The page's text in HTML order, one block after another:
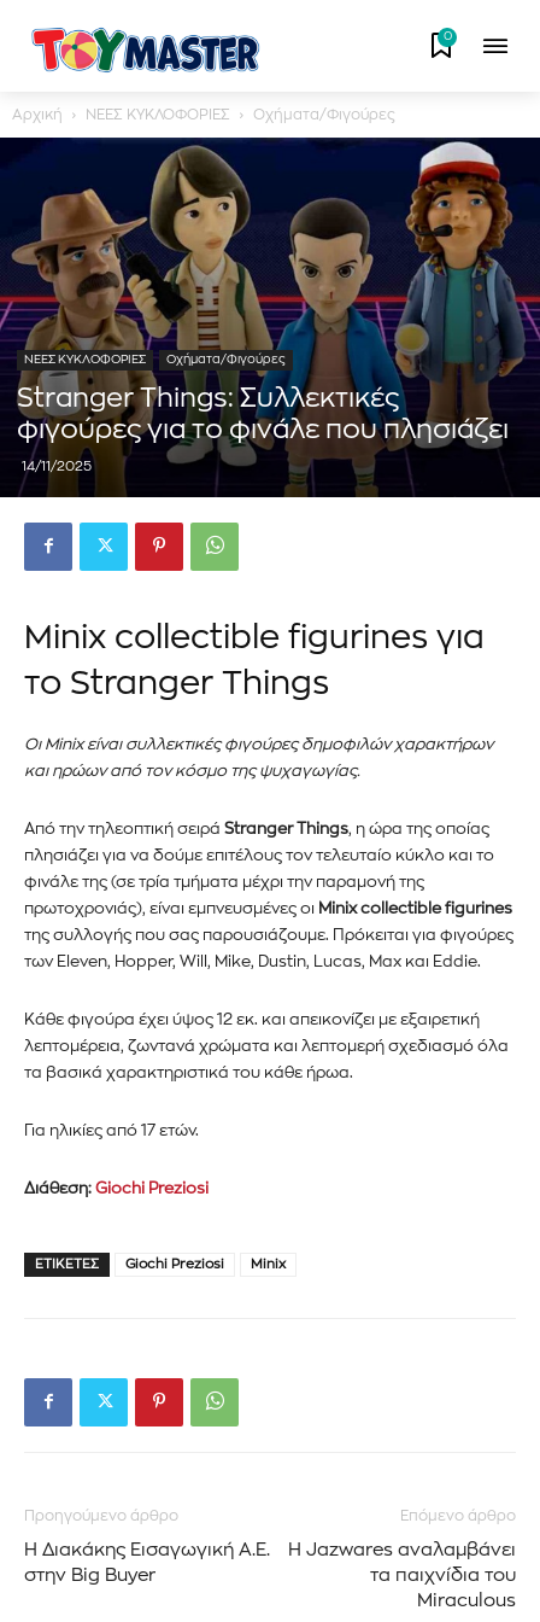
Εγγραφείτε στο Newsletter του
0
Αρχική ΝΕΕΣ ΚΥΚΛΟΦΟΡΙΕΣ Οχήματα/Φιγούρες
ΝΕΕΣ ΚΥΚΛΟΦΟΡΙΕΣ Οχήματα/Φιγούρες
Stranger Things: Συλλεκτικές
φιγούρες για το φινάλε που πλησιάζει
14/11/2025
Minix collectible figurines για
το Stranger Things
Οι Minix είναι συλλεκτικές φιγούρες δημοφιλών χαρακτήρων
και ηρώων από τον κόσμο της ψυχαγωγίας.
Από την τηλεοπτική σειρά Stranger Things, η ώρα της οποίας
πλησιάζει για να δούμε επιτέλους τον τελευταίο κύκλο και το
φινάλε της (σε τρία τμήματα μέχρι την παραμονή της
πρωτοχρονιάς), είναι εμπνευσμένες οι Minix collectible figurines
της συλλογής που σας παρουσιάζουμε. Πρόκειται για φιγούρες
των Eleven, Hopper, Will, Mike, Dustin, Lucas, Max και Eddie.
Κάθε φιγούρα έχει ύψος 12 εκ. και απεικονίζει με εξαιρετική
λεπτομέρεια, ζωντανά χρώματα και λεπτομερή σχεδιασμό όλα
τα βασικά χαρακτηριστικά του κάθε ήρωα.
Για ηλικίες από 17 ετών.
Διάθεση: Giochi Preziosi
ΕΤΙΚΈΤΕΣ Giochi Preziosi Minix
Προηγούμενο άρθρο
Η Διακάκης Εισαγωγική Α.Ε.
στην Big Buyer
Επόμενο άρθρο
Η Jazwares αναλαμβάνει
τα παιχνίδια του
Miraculous